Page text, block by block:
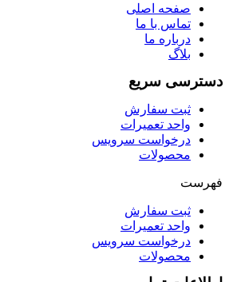
صفحه اصلی
تماس با ما
درباره ما
بلاگ
دسترسی سریع
ثبت سفارش
واحد تعمیرات
درخواست سرویس
محصولات
فهرست
ثبت سفارش
واحد تعمیرات
درخواست سرویس
محصولات